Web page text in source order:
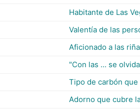
Habitante de Las
Valentía de las
Aficionado a las
"Con las ... se
Tipo de carbón
Adorno que cubre